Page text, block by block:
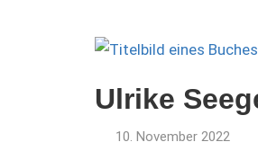
Ulrike
10. November 2022